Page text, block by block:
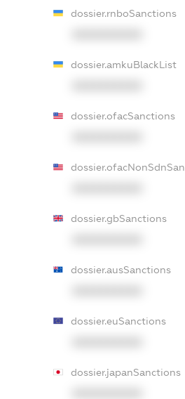
dossier.rnboSanctions
dossier.amkuBlackList
dossier.ofacSanctions
dossier.gbSanctions
dossier.ausSanctions
dossier.euSanctions
dossier.japanSanctions